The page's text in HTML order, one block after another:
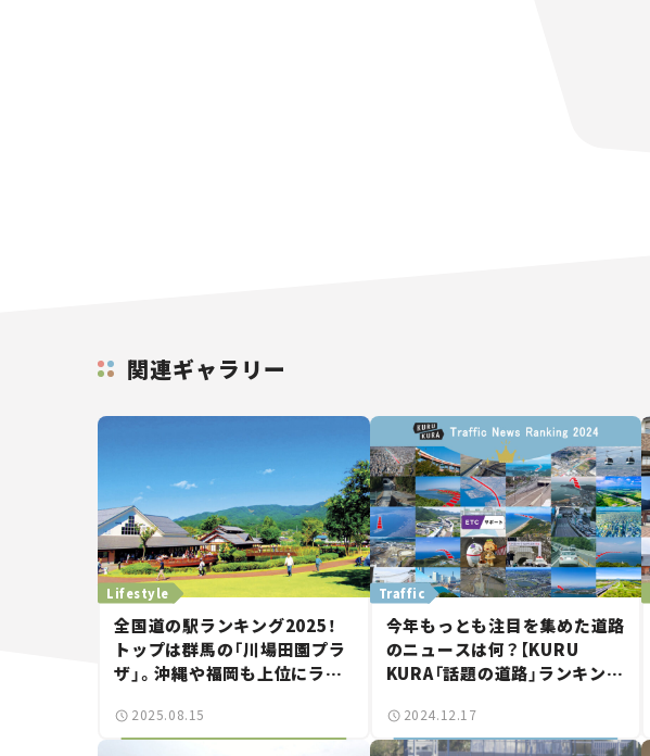
関連ギャラリー
Lifestyle
全国道の駅ランキング2025！
トップは群馬の「川場田園プラ
ザ」。沖縄や福岡も上位にラン
2025.08.15
Traffic
今年もっとも注目を集めた道路
のニュースは何？【KURU
KURA「話題の道路」ランキング
2024.12.17